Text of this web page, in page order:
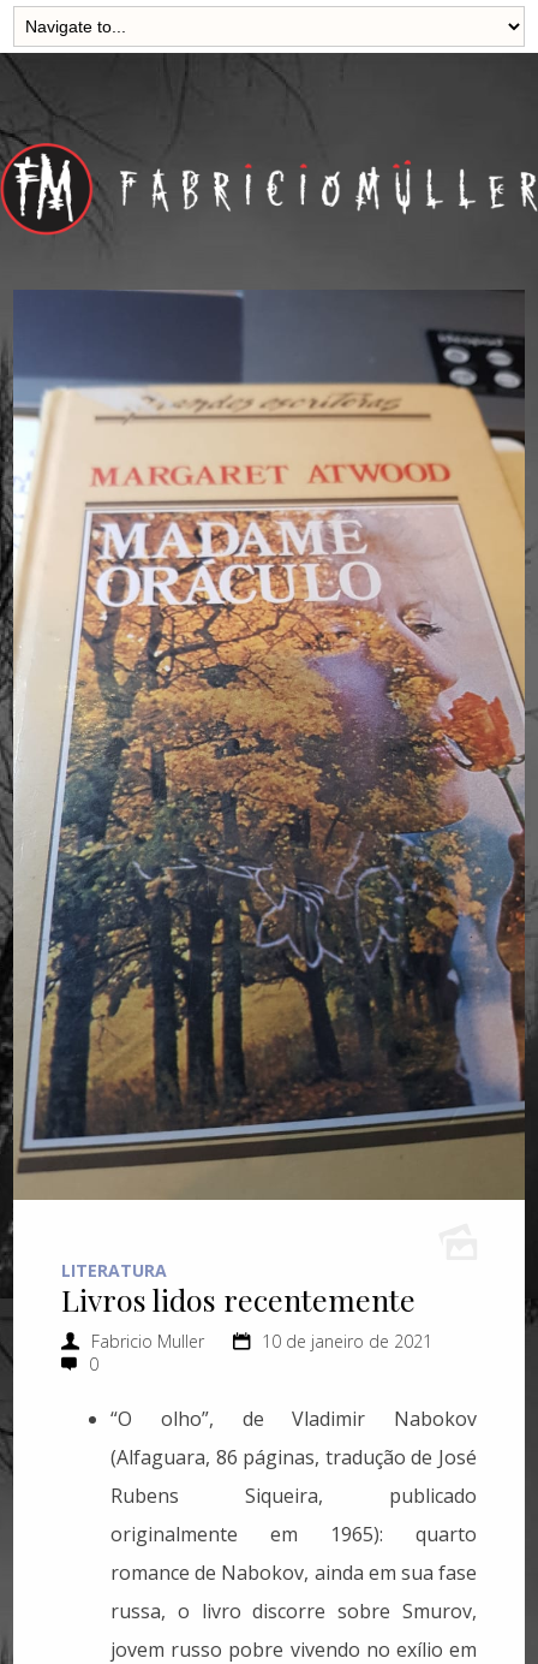
LITERATURA
Livros lidos recentemente
Fabricio Muller
10 de janeiro de 2021
0
“O olho”, de Vladimir Nabokov
(Alfaguara, 86 páginas, tradução de José
Rubens Siqueira, publicado
originalmente em 1965): quarto
romance de Nabokov, ainda em sua fase
russa, o livro discorre sobre Smurov,
jovem russo pobre vivendo no exílio em